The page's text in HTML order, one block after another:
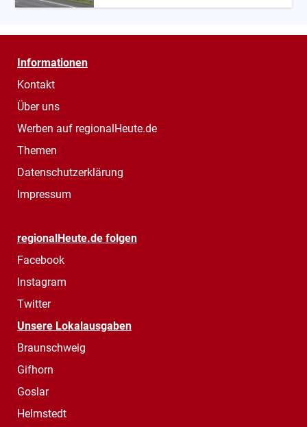
Informationen
Kontakt
Über uns
Werben auf regionalHeute.de
Themen
Datenschutzerklärung
Impressum
regionalHeute.de folgen
Facebook
Instagram
Twitter
Unsere Lokalausgaben
Braunschweig
Gifhorn
Goslar
Helmstedt